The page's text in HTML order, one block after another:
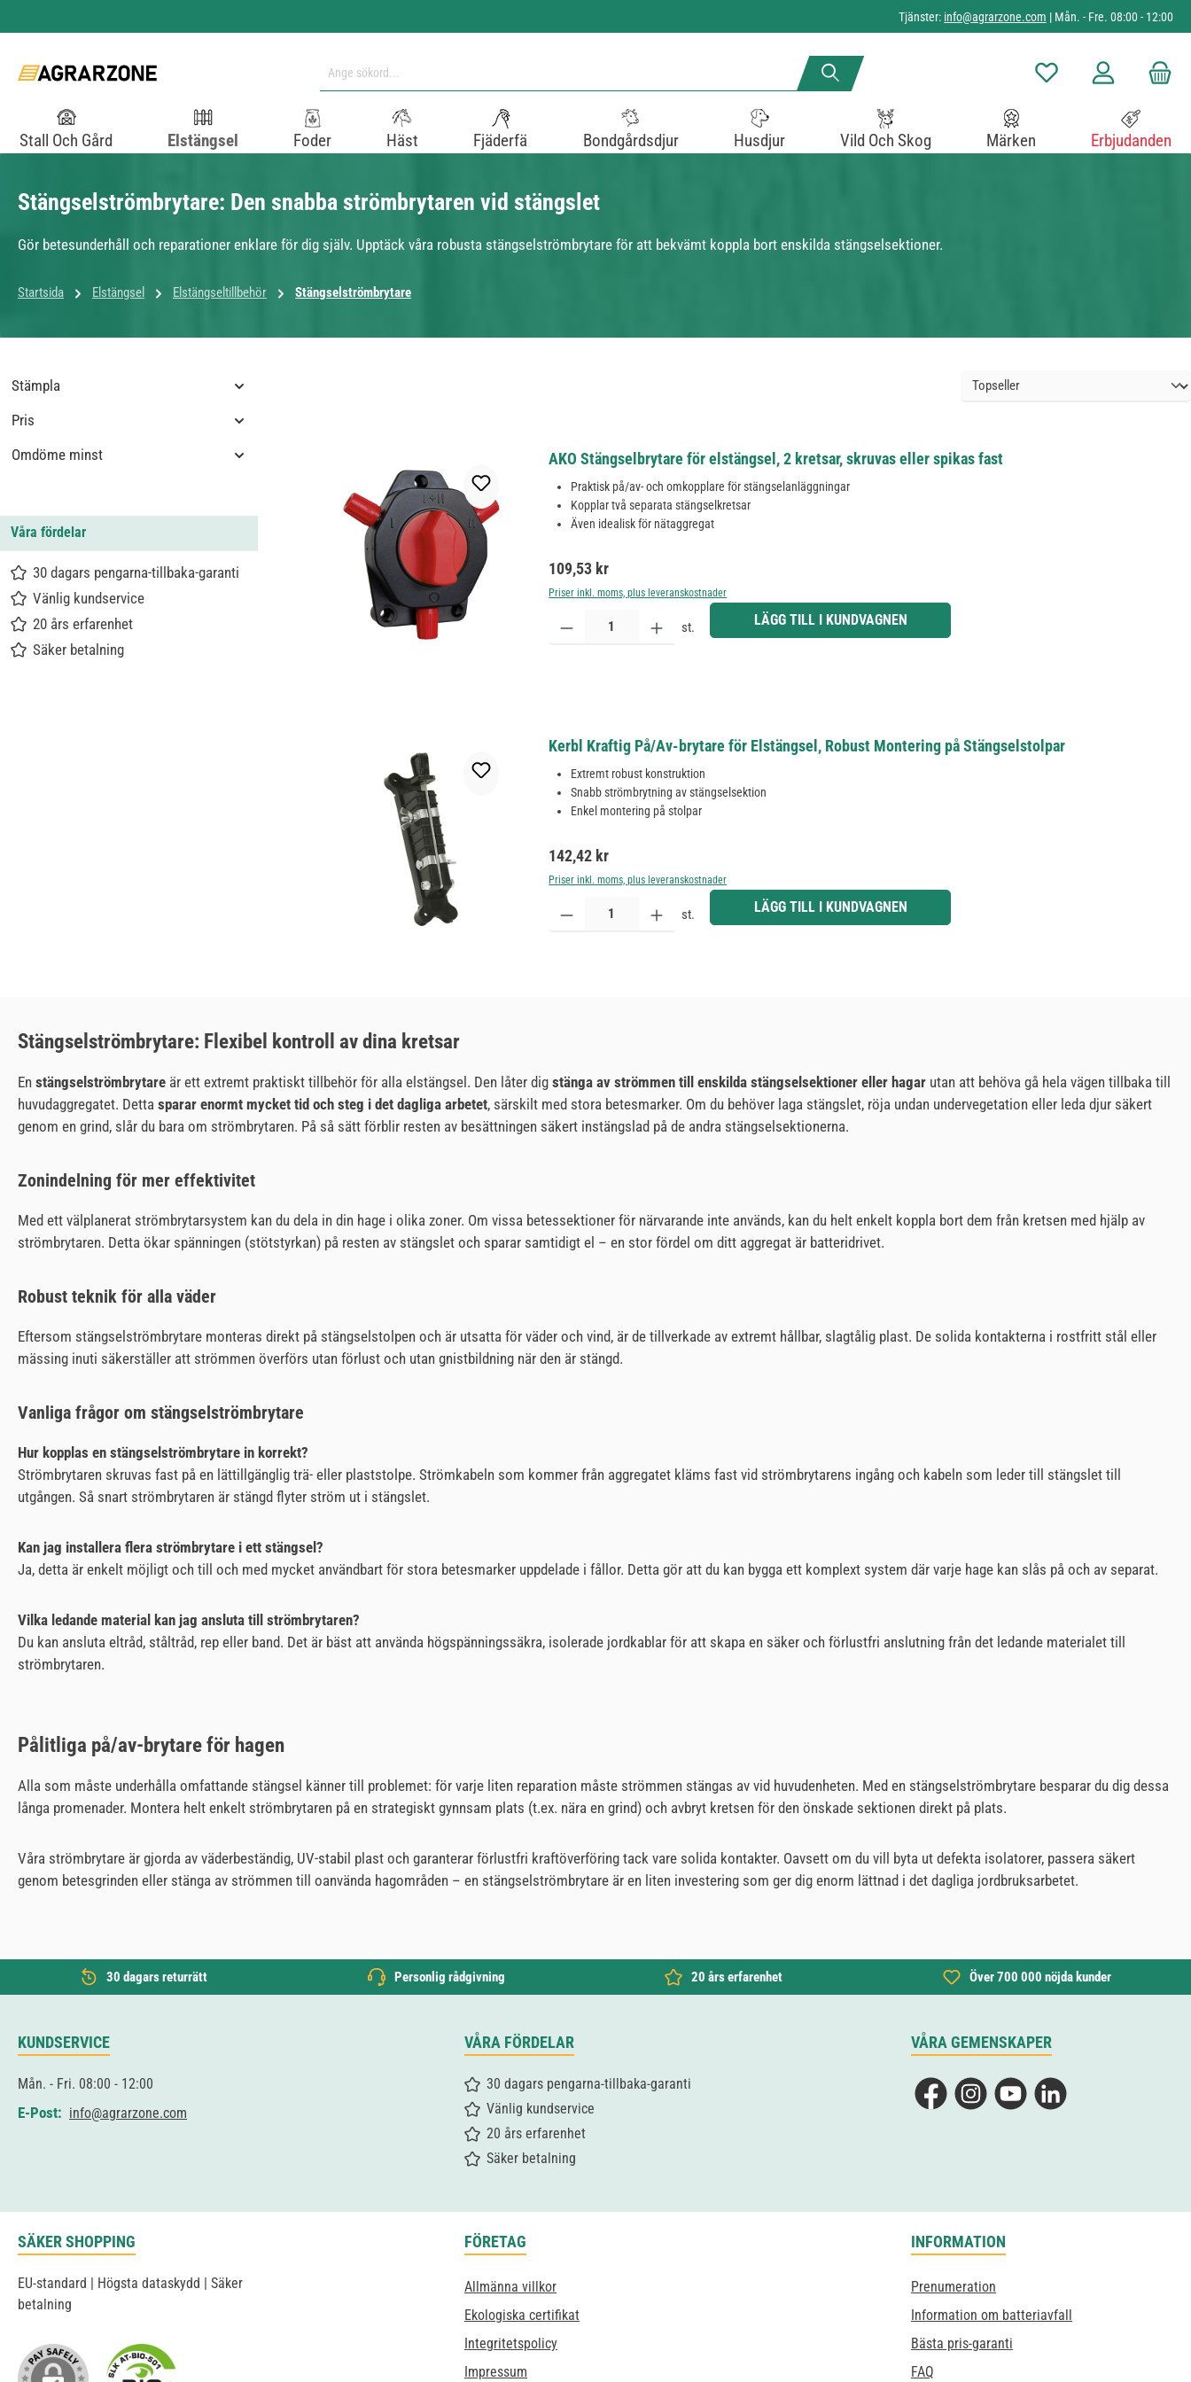
Tjänster: info@agrarzone.com | Mån. - Fre. 08:00 - 12:00
Du har 0 objekt i
Stall Och Gård Elstängsel Foder Häst Fjäderfä Bondgårdsdjur Husdjur Vild Och Skog Märken Erbjudanden
Stängselströmbrytare: Den snabba strömbrytaren vid stängslet
Gör betesunderhåll och reparationer enklare för dig själv. Upptäck våra robusta stängselströmbrytare för att bekvämt koppla bort enskilda stängselsektioner.
Startsida Elstängsel Elstängseltillbehör Stängselströmbrytare
Stämpla
Pris
Omdöme minst
Våra fördelar
30 dagars pengarna-tillbaka-garanti
Vänlig kundservice
20 års erfarenhet
Säker betalning
AKO Stängselbrytare för elstängsel, 2 kretsar, skruvas eller spikas fast
Praktisk på/av- och omkopplare för stängselanläggningar
Kopplar två separata stängselkretsar
Även idealisk för nätaggregat
Ordinarie pris:
109,53 kr
Priser inkl. moms, plus leveranskostnader
Produktkvantitet: Ange önskat belopp eller använd knapparna för att öka eller minska kvantiteten.
st. LÄGG TILL I KUNDVAGNEN
Kerbl Kraftig På/Av-brytare för Elstängsel, Robust Montering på Stängselstolpar
Extremt robust konstruktion
Snabb strömbrytning av stängselsektion
Enkel montering på stolpar
Ordinarie pris:
142,42 kr
Priser inkl. moms, plus leveranskostnader
Produktkvantitet: Ange önskat belopp eller använd knapparna för att öka eller minska kvantiteten.
st. LÄGG TILL I KUNDVAGNEN
Stängselströmbrytare: Flexibel kontroll av dina kretsar
En stängselströmbrytare är ett extremt praktiskt tillbehör för alla elstängsel. Den låter dig stänga av strömmen till enskilda stängselsektioner eller hagar utan att behöva gå hela vägen tillbaka till
huvudaggregatet. Detta sparar enormt mycket tid och steg i det dagliga arbetet, särskilt med stora betesmarker. Om du behöver laga stängslet, röja undan undervegetation eller leda djur säkert
genom en grind, slår du bara om strömbrytaren. På så sätt förblir resten av besättningen säkert instängslad på de andra stängselsektionerna.
Zonindelning för mer effektivitet
Med ett välplanerat strömbrytarsystem kan du dela in din hage i olika zoner. Om vissa betessektioner för närvarande inte används, kan du helt enkelt koppla bort dem från kretsen med hjälp av
strömbrytaren. Detta ökar spänningen (stötstyrkan) på resten av stängslet och sparar samtidigt el – en stor fördel om ditt aggregat är batteridrivet.
Robust teknik för alla väder
Eftersom stängselströmbrytare monteras direkt på stängselstolpen och är utsatta för väder och vind, är de tillverkade av extremt hållbar, slagtålig plast. De solida kontakterna i rostfritt stål eller
mässing inuti säkerställer att strömmen överförs utan förlust och utan gnistbildning när den är stängd.
Vanliga frågor om stängselströmbrytare
Hur kopplas en stängselströmbrytare in korrekt?
Strömbrytaren skruvas fast på en lättillgänglig trä- eller plaststolpe. Strömkabeln som kommer från aggregatet kläms fast vid strömbrytarens ingång och kabeln som leder till stängslet till
utgången. Så snart strömbrytaren är stängd flyter ström ut i stängslet.
Kan jag installera flera strömbrytare i ett stängsel?
Ja, detta är enkelt möjligt och till och med mycket användbart för stora betesmarker uppdelade i fållor. Detta gör att du kan bygga ett komplext system där varje hage kan slås på och av separat.
Vilka ledande material kan jag ansluta till strömbrytaren?
Du kan ansluta eltråd, ståltråd, rep eller band. Det är bäst att använda högspänningssäkra, isolerade jordkablar för att skapa en säker och förlustfri anslutning från det ledande materialet till
strömbrytaren.
Pålitliga på/av-brytare för hagen
Alla som måste underhålla omfattande stängsel känner till problemet: för varje liten reparation måste strömmen stängas av vid huvudenheten. Med en stängselströmbrytare besparar du dig dessa
långa promenader. Montera helt enkelt strömbrytaren på en strategiskt gynnsam plats (t.ex. nära en grind) och avbryt kretsen för den önskade sektionen direkt på plats.
Våra strömbrytare är gjorda av väderbeständig, UV-stabil plast och garanterar förlustfri kraftöverföring tack vare solida kontakter. Oavsett om du vill byta ut defekta isolatorer, passera säkert
genom betesgrinden eller stänga av strömmen till oanvända hagområden – en stängselströmbrytare är en liten investering som ger dig enorm lättnad i det dagliga jordbruksarbetet.
30 dagars returrätt Personlig rådgivning 20 års erfarenhet Över 700 000 nöjda kunder
KUNDSERVICE
Mån. - Fri. 08:00 - 12:00
E-Post: info@agrarzone.com
VÅRA FÖRDELAR
30 dagars pengarna-tillbaka-garanti
Vänlig kundservice
20 års erfarenhet
Säker betalning
VÅRA GEMENSKAPER
FacebookInstagramYouTubeLinkedIn
SÄKER SHOPPING
EU-standard | Högsta dataskydd | Säker
betalning
FÖRETAG
Allmänna villkor
Ekologiska certifikat
Integritetspolicy
Impressum
INFORMATION
Prenumeration
Information om batteriavfall
Bästa pris-garanti
FAQ